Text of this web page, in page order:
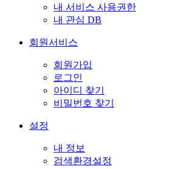
내 서비스 사용권한
내 관심 DB
회원서비스
회원가입
로그인
아이디 찾기
비밀번호 찾기
설정
내 정보
검색환경설정